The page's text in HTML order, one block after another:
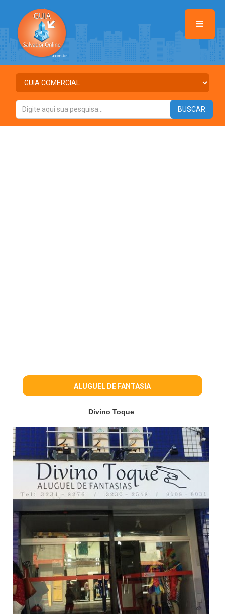
ALUGUEL DE FANTASIA
Divino Toque